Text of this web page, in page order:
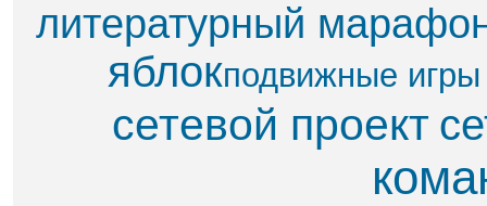
литературный
яблок​подвижные игры
сетевой проект